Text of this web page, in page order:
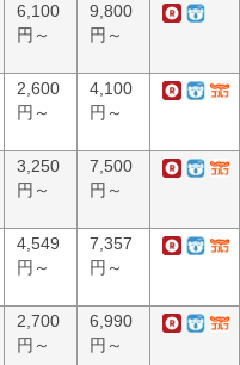
6,100
円～
9,800
円～
2,600
円～
4,100
円～
3,250
円～
7,500
円～
4,549
円～
7,357
円～
2,700
円～
6,990
円～